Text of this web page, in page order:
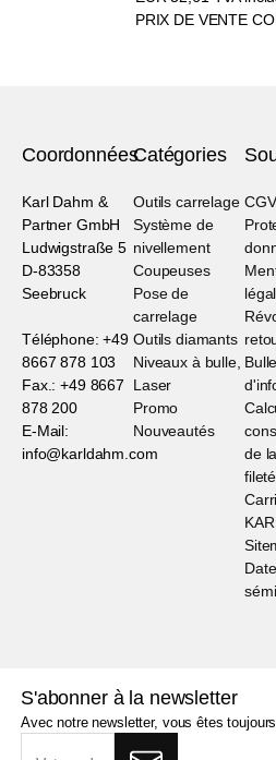
PRIX DE VENTE
Coordonnées
Karl Dahm &
Partner GmbH
Ludwigstraße 5
D-83358
Seebruck
Téléphone: +49
8667 878 103
Fax.: +49 8667
878 200
E-Mail:
info@karldahm.com
Catégories
Outils carrelage
Système de
nivellement
Coupeuses
Pose de
carrelage
Outils diamants
Niveaux à bulle,
Laser
Promo
Nouveautés
CGV
de
S'abonner à la newsletter
Avec notre newsletter, vous êtes